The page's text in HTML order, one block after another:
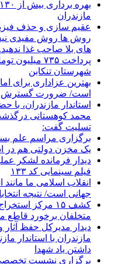
مازندران
عقیم سازی و حذف
روش ها روش مفیدی
های بلا صاحب غذا ندهید.
پرداخت ۷۳۵
شهرستان تنکابن
بهترین عزاداری برای
است/ ضرورت گسترش
استاندار مازندران،
محمد کوهستانی
تسلیت گفت:
برگزاری مراسم علم
یک مخزن دولتی هم در
فیلم سینمایی کد ۱۳۳
انقلاب اسلامی ما
جهانی است/ نتیجه
کشف ۱۵ مرکز
متخلفان برخورد قاطع
دیدار مدیرکل حفظ
مازندران با استاندار
داشتن یاد شهدا
برگزاری نشست تخصصی